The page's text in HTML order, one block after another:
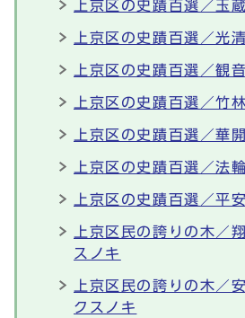
上京区の史蹟百選／玉
上京区の史蹟百選／光
上京区の史蹟百選／観
上京区の史蹟百選／竹
上京区の史蹟百選／華
上京区の史蹟百選／法
上京区の史蹟百選／平
上京区民の誇りの木／
スノキ
上京区民の誇りの木／
クスノキ